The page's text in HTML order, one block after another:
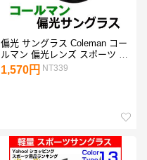
偏光 サングラス Coleman コー
ルマン 偏光レンズ スポーツ サ
ングラス CO3033-1 -2 収納ポ
ーチ付 メンズ レディース 紫外
1,570円 NT339